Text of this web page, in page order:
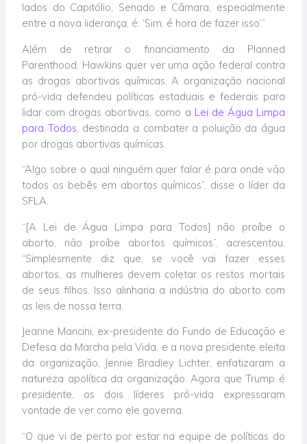
lados do Capitólio, Senado e Câmara, especialmente
entre a nova liderança, é: ‘Sim, é hora de fazer isso’.”
Além de retirar o financiamento da Planned
Parenthood, Hawkins quer ver uma ação federal contra
as drogas abortivas químicas. A organização nacional
pró-vida defendeu políticas estaduais e federais para
lidar com drogas abortivas, como a Lei de Água Limpa
para Todos , destinada a combater a poluição da água
por drogas abortivas químicas.
“Algo sobre o qual ninguém quer falar é para onde vão
todos os bebês em abortos químicos”, disse o líder da
SFLA.
“[A Lei de Água Limpa para Todos] não proíbe o
aborto, não proíbe abortos químicos”, acrescentou.
“Simplesmente diz que, se você vai fazer esses
abortos, as mulheres devem coletar os restos mortais
de seus filhos. Isso alinharia a indústria do aborto com
as leis de nossa terra.
Jeanne Mancini, ex-presidente do Fundo de Educação e
Defesa da Marcha pela Vida, e a nova presidente eleita
da organização, Jennie Bradley Lichter, enfatizaram a
natureza apolítica da organização. Agora que Trump é
presidente, os dois líderes pró-vida expressaram
vontade de ver como ele governa.
“O que vi de perto por estar na equipe de políticas do